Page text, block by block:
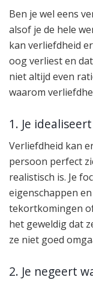
Ben je wel eens
alsof je de hele
kan verliefdheid
oog verliest en
niet altijd even
waarom
1. Je
Verliefdheid kan
persoon perfect
realistisch is. Je
eigenschappen
tekortkomingen
het geweldig dat
ze niet goed
2. Je negeert